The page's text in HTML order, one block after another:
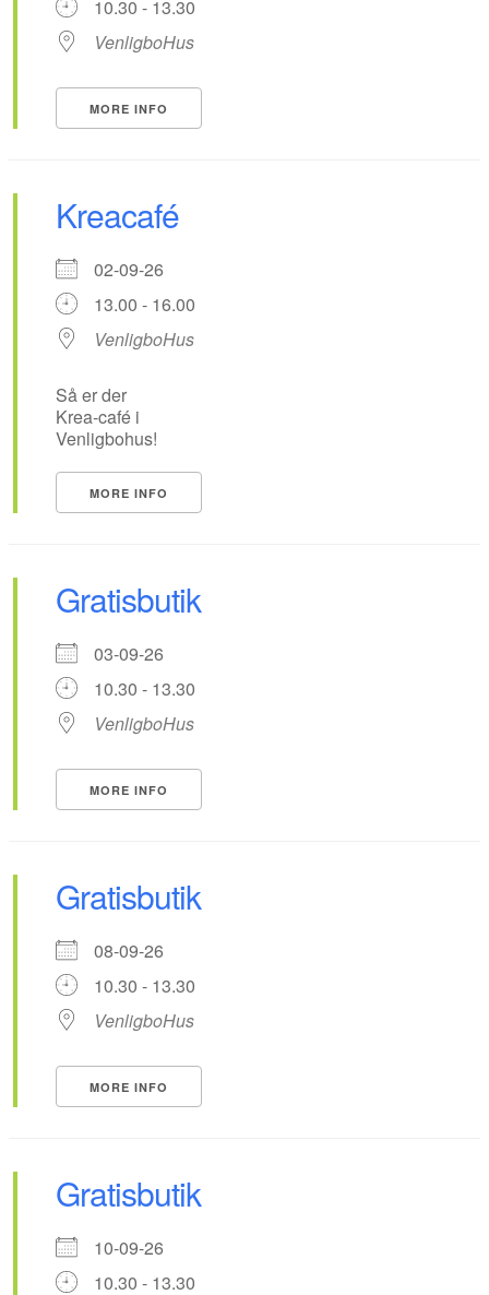
10.30 - 13.30
VenligboHus
MORE INFO
Kreacafé
02-09-26
13.00 - 16.00
VenligboHus
Så er der
Krea-café i
Venligbohus!
MORE INFO
Gratisbutik
03-09-26
10.30 - 13.30
VenligboHus
MORE INFO
Gratisbutik
08-09-26
10.30 - 13.30
VenligboHus
MORE INFO
Gratisbutik
10-09-26
10.30 - 13.30